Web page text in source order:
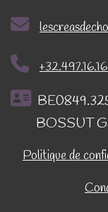
BOSSUT
Politique de